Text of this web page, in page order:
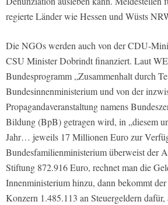
regierte Länder wie Hessen und Wüsts
Die NGOs werden auch von der CDU-
CSU Minister Dobrindt finanziert. Laut
Bundesprogramm „Zusammenhalt durch
Bundesinnenministerium und von der
Propagandaveranstaltung namens
Bildung (BpB) getragen wird, in „diesem
Jahr… jeweils 17 Millionen Euro zur
Bundesfamilienministerium überweist der
Stiftung 872.916 Euro, rechnet man die
Innenministerium hinzu, dann bekommt
Konzern 1.485.113 an Steuergeldern dafür,